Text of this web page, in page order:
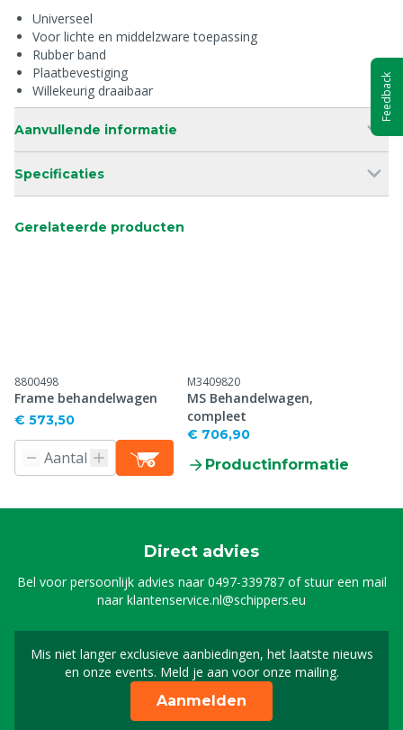
Universeel
Voor lichte en middelzware toepassing
Rubber band
Plaatbevestiging
Willekeurig draaibaar
Aanvullende informatie
Specificaties
Gerelateerde producten
8800498
Frame behandelwagen
€ 573,50
M3409820
MS Behandelwagen,
compleet
€ 706,90
Productinformatie
Direct advies
Bel voor persoonlijk advies naar0497-339787of stuur een mail
naarklantenservice.nl@schippers.eu
Mis niet langer exclusieve aanbiedingen, het laatste nieuws
en onze events. Meld je aan voor onze mailing.
Schrijf je in voor onze
Aanmelden
Feedback